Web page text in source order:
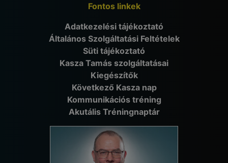
Fontos linkek
Adatkezelési tájékoztató
Általános Szolgáltatási Feltételek
Süti tájékoztató
Kasza Tamás szolgáltatásai
Kiegészítők
Következő Kasza nap
Kommunikációs tréning
Akutális Tréningnaptár